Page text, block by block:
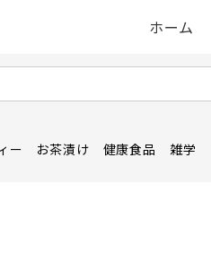
ホーム
ー お茶漬け 健康食品 雑学